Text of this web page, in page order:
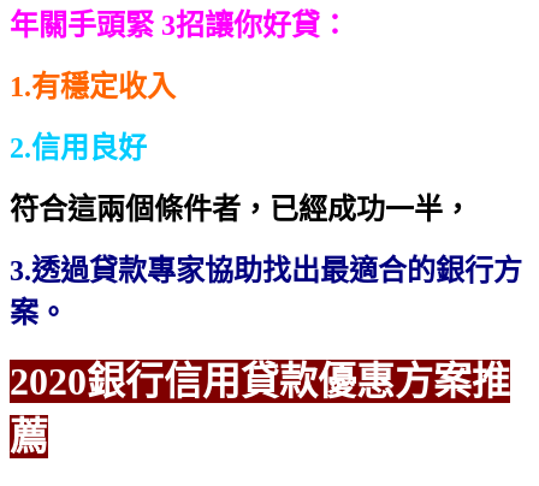
年關手頭緊 3招讓你好貸：
1.有穩定收入
2.信用良好
符合這兩個條件者，已經成功一半，
3.透過貸款專家協助找出最適合的銀行方
案。
2020銀行信用貸款優惠方案推
薦